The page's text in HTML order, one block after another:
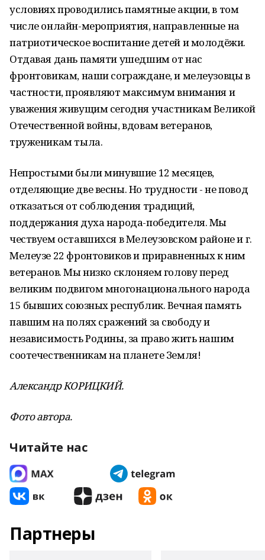
условиях проводились памятные акции, в том
числе онлайн-мероприятия, направленные на
патриотическое воспитание детей и молодёжи.
Отдавая дань памяти ушедшим от нас
фронтовикам, наши сограждане, и мелеузовцы в
частности, проявляют максимум внимания и
уважения живущим сегодня участникам Великой
Отечественной войны, вдовам ветеранов,
труженикам тыла.
Непростыми были минувшие 12 месяцев,
отделяющие две весны. Но трудности - не повод
отказаться от соблюдения традиций,
поддержания духа народа-победителя. Мы
чествуем оставшихся в Мелеузовском районе и г.
Мелеузе 22 фронтовиков и приравненных к ним
ветеранов. Мы низко склоняем голову перед
великим подвигом многонационального народа
15 бывших союзных республик. Вечная память
павшим на полях сражений за свободу и
независимость Родины, за право жить нашим
соотечественникам на планете Земля!
Александр КОРИЦКИЙ.
Фото автора.
Читайте нас
Партнеры